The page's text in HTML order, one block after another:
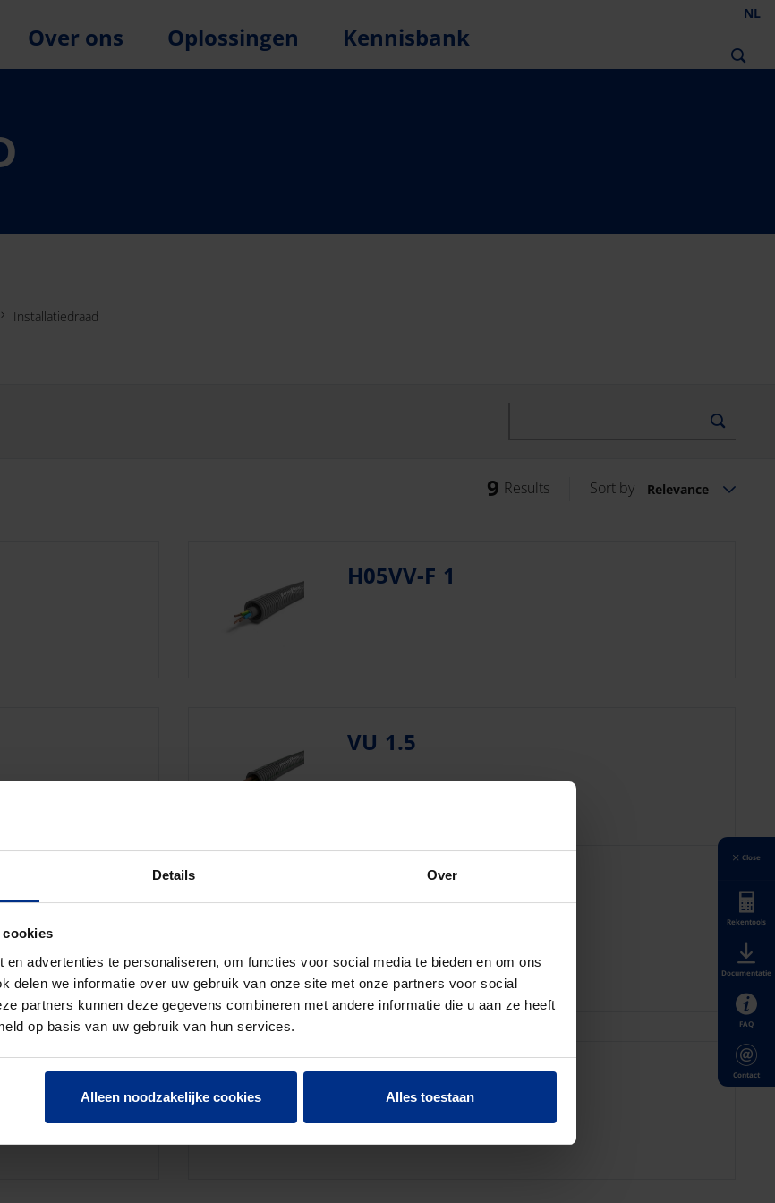
Details Over
cookies
advertenties te personaliseren, om functies voor social media te bieden en om ons
delen we informatie over uw gebruik van onze site met onze partners voor social
partners kunnen deze gegevens combineren met andere informatie die u aan ze heeft
op basis van uw gebruik van hun services.
Alleen noodzakelijke cookies Alles toestaan
Over ons Oplossingen Kennisbank
NL
Installatiedraad
9 Results Sort by Relevance
H05VV-F 1
VU 1.5
VU 2.5 + VU 1.5
VU 6
Close
Rekentools
Documentatie
FAQ
Contact